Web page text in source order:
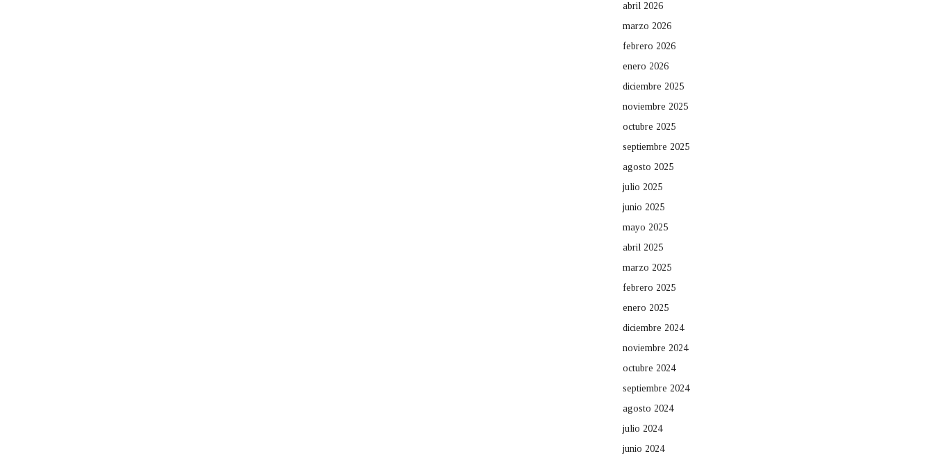
abril 2026
marzo 2026
febrero 2026
enero 2026
diciembre 2025
noviembre 2025
octubre 2025
septiembre 2025
agosto 2025
julio 2025
junio 2025
mayo 2025
abril 2025
marzo 2025
febrero 2025
enero 2025
diciembre 2024
noviembre 2024
octubre 2024
septiembre 2024
agosto 2024
julio 2024
junio 2024